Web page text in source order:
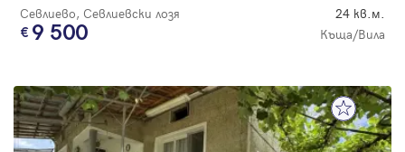
Севлиево, Севлиевски лозя 24 кв.м.
9 500 Къща/Вила